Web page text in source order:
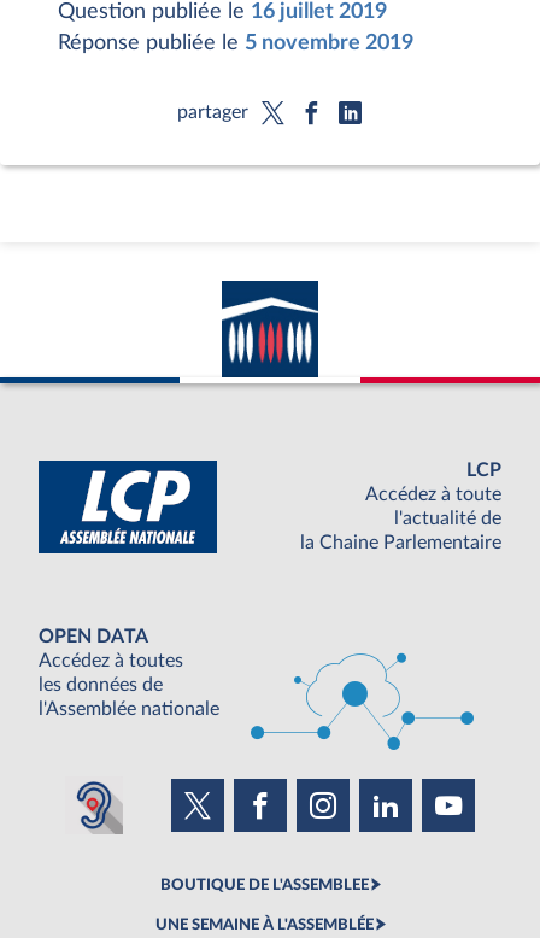
Question publiée le 16 juillet 2019
Réponse publiée le 5 novembre 2019
partager
LCP
Accédez à toute
l'actualité de
la Chaine Parlementaire
OPEN DATA
Accédez à toutes
les données de
l'Assemblée nationale
BOUTIQUE DE L'ASSEMBLEE
UNE SEMAINE À L'ASSEMBLÉE